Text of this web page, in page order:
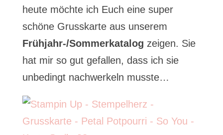
heute möchte ich Euch eine super
schöne Grusskarte aus unserem
Frühjahr-/Sommerkatalog zeigen. Sie
hat mir so gut gefallen, dass ich sie
unbedingt nachwerkeln musste…